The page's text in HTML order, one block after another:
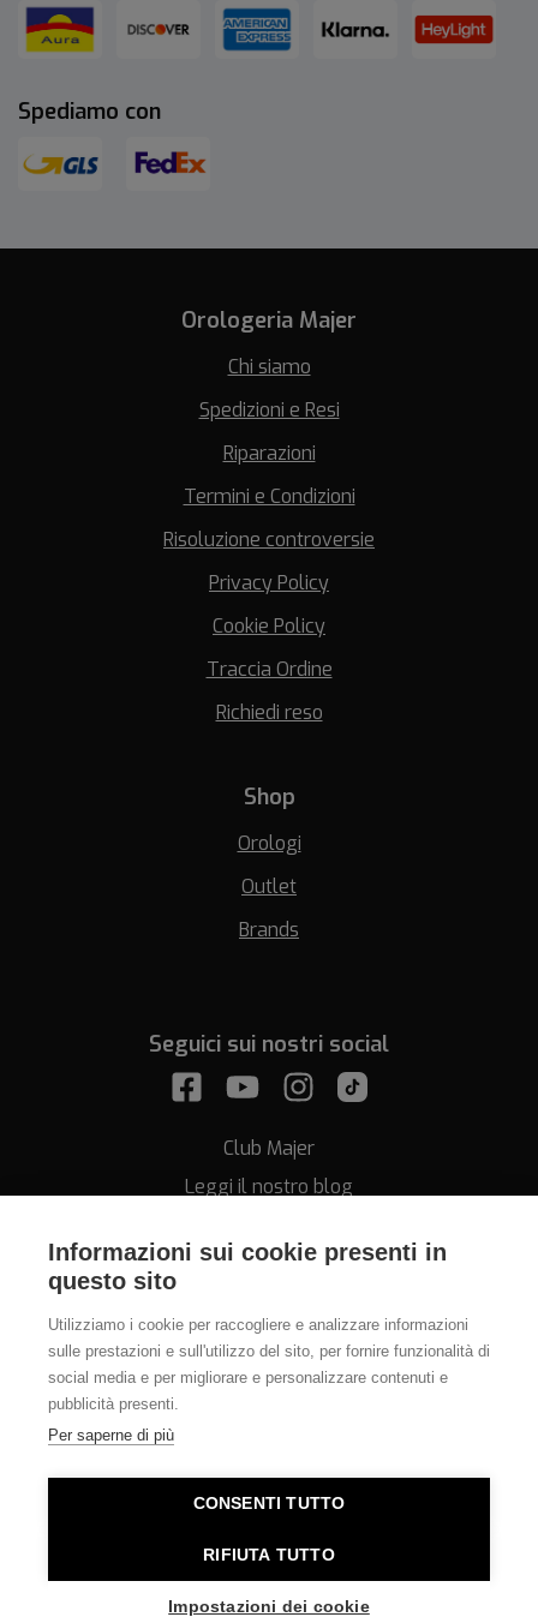
Informazioni sui cookie presenti in
questo sito
Utilizziamo i cookie per raccogliere e analizzare informazioni
sulle prestazioni e sull'utilizzo del sito, per fornire funzionalità di
social media e per migliorare e personalizzare contenuti e
pubblicità presenti.
Per saperne di più
CONSENTI TUTTO
RIFIUTA TUTTO
Impostazioni dei cookie
Spediamo con
Orologeria Majer
Chi siamo
Spedizioni e Resi
Riparazioni
Termini e Condizioni
Risoluzione controversie
Privacy Policy
Cookie Policy
Traccia Ordine
Richiedi reso
Shop
Orologi
Outlet
Brands
Seguici sui nostri social
Club Majer
Leggi il nostro blog
Assistenza
info@orologeriamajer.it
Orologeria Majer di Alessi Speranza & C. s.n.c. - P.IVA